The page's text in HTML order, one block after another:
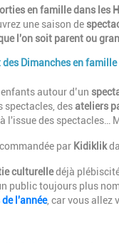
en famille dans les
une saison de
l'on soit parent ou
Dimanches en famille
autour d’un
spectacles, desateliers
l'issue des spectacles…
par Kidiklik
culturelledéjà
public toujours plus
l'année, car vous allez